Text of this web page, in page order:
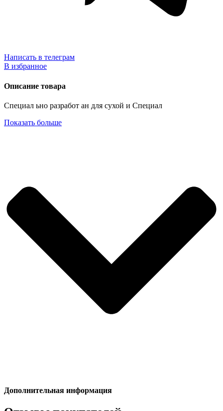
Написать в телеграм
В избранное
Описание товара
Специал ьно разработ ан для сухой и Специал
Показать больше
Дополнительная информация